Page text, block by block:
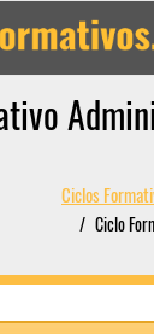
Ciclos
Ciclo